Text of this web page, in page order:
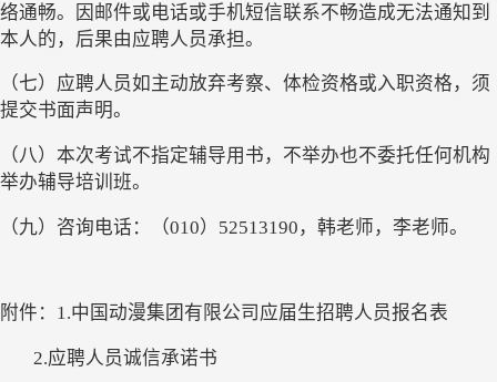
络通畅。因邮件或电话或手机短信联系不畅造成无法通知到
本人的，后果由应聘人员承担。
（七）应聘人员如主动放弃考察、体检资格或入职资格，须
提交书面声明。
（八）本次考试不指定辅导用书，不举办也不委托任何机构
举办辅导培训班。
（九）咨询电话：（010）52513190，韩老师，李老师。
附件： 1.中国动漫集团有限公司应届生招聘人员报名表
2.应聘人员诚信承诺书